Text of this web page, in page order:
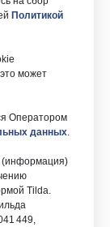
Политикой
может
Оператором
данных.
(информация)
Tilda.
449,